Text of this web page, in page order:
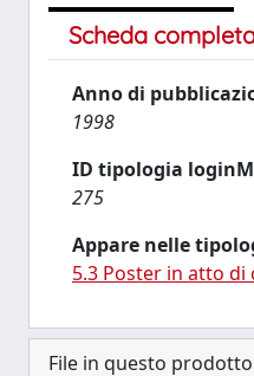
Scheda
Anno di
1998
ID tipologia
275
Appare nelle
5.3 Poster in atto
File in questo